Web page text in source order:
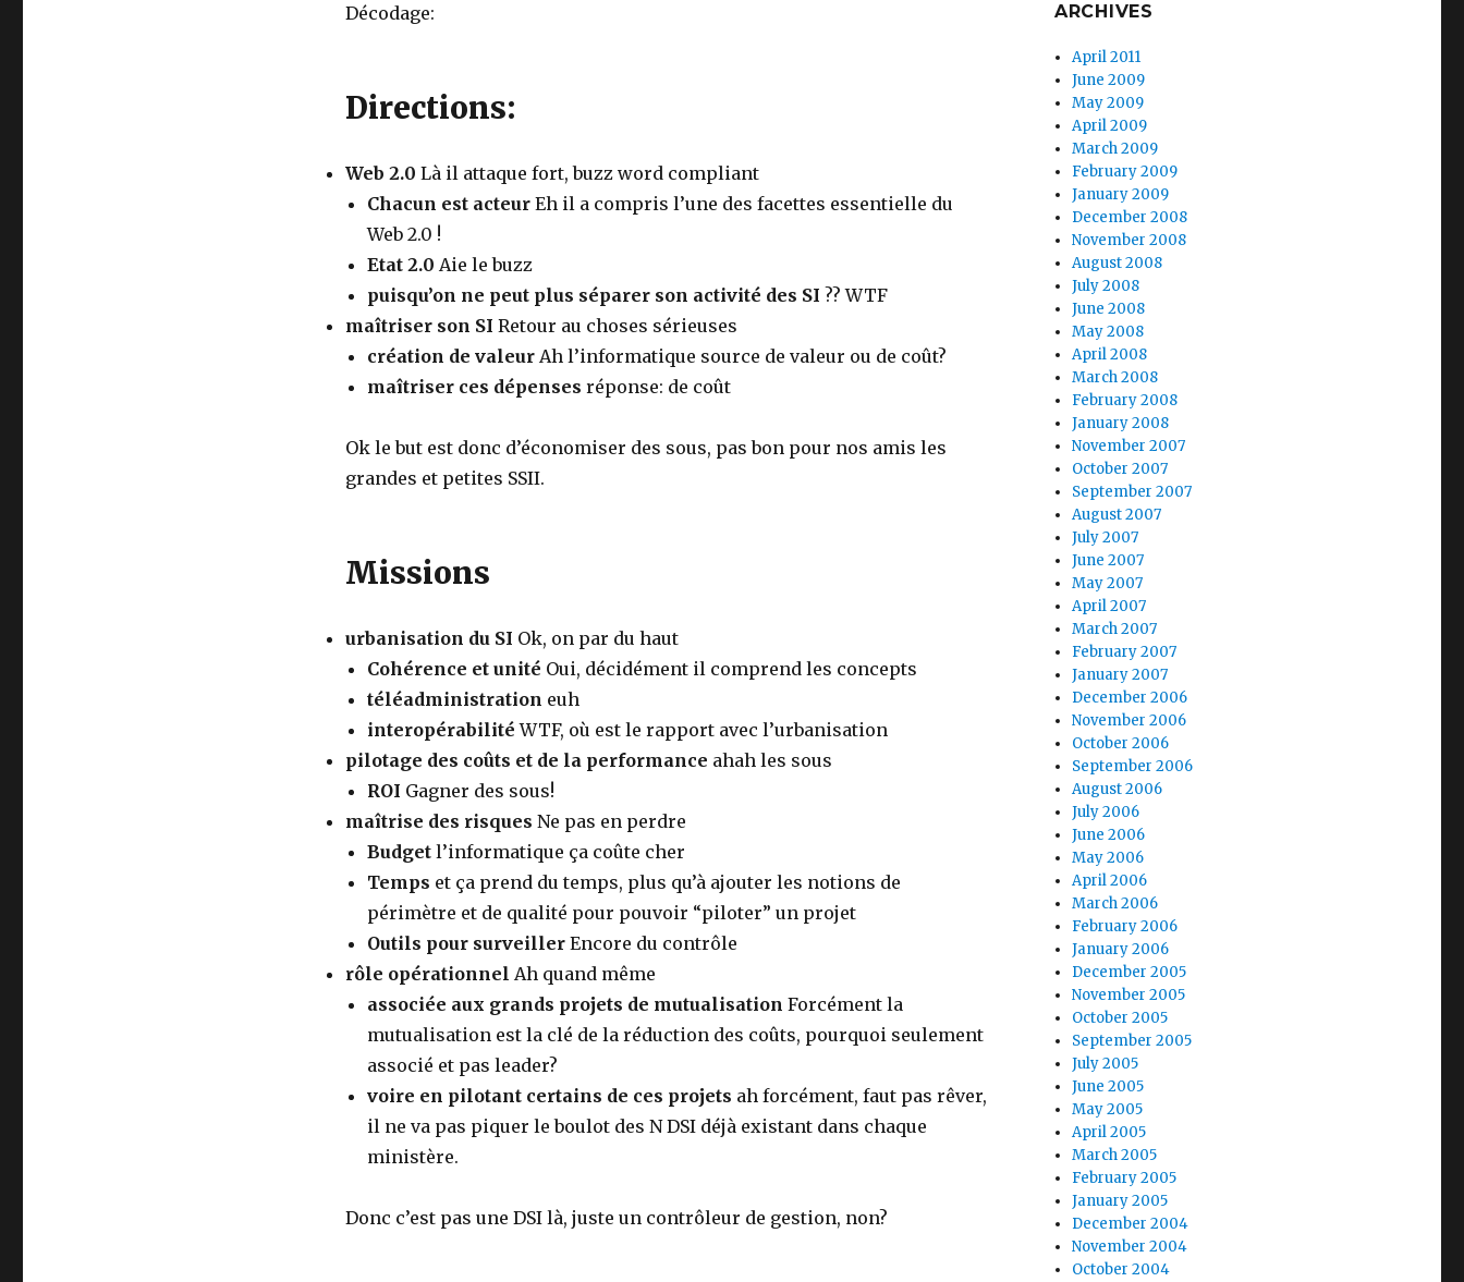
Décodage:
Directions:
Web 2.0 Là il attaque fort, buzz word compliant
Chacun est acteurEh il a compris l’une des facettes essentielle du
Web 2.0 !
Etat 2.0 Aie le buzz
puisqu’on ne peut plus séparer son activité des SI ?? WTF
maîtriser son SI Retour au choses sérieuses
création de valeurAh l’informatique source de valeur ou de coût?
maîtriser ces dépenses réponse: de coût
Ok le but est donc d’économiser des sous, pas bon pour nos amis les
grandes et petites SSII.
Missions
urbanisation du SI Ok, on par du haut
Cohérence et unité Oui, décidément il comprend les concepts
téléadministration euh
interopérabilité WTF, où est le rapport avec l’urbanisation
pilotage des coûts et de la performance ahah les sous
ROI Gagner des sous!
maîtrise des risques Ne pas en perdre
Budgetl’informatique ça coûte cher
Temps et ça prend du temps, plus qu’à ajouter les notions de
périmètre et de qualité pour pouvoir “piloter” un projet
Outils pour surveillerEncore du contrôle
rôle opérationnel Ah quand même
associée aux grands projets de mutualisation Forcément la
mutualisation est la clé de la réduction des coûts, pourquoi seulement
associé et pas leader?
voire en pilotant certains de ces projets ah forcément, faut pas rêver,
il ne va pas piquer le boulot des N DSI déjà existant dans chaque
ministère.
Donc c’est pas une DSI là, juste un contrôleur de gestion, non?
ARCHIVES
April 2011
June 2009
May 2009
April 2009
March 2009
February 2009
January 2009
December 2008
November 2008
August 2008
July 2008
June 2008
May 2008
April 2008
March 2008
February 2008
January 2008
November 2007
October 2007
September 2007
August 2007
July 2007
June 2007
May 2007
April 2007
March 2007
February 2007
January 2007
December 2006
November 2006
October 2006
September 2006
August 2006
July 2006
June 2006
May 2006
April 2006
March 2006
February 2006
January 2006
December 2005
November 2005
October 2005
September 2005
July 2005
June 2005
May 2005
April 2005
March 2005
February 2005
January 2005
December 2004
November 2004
October 2004